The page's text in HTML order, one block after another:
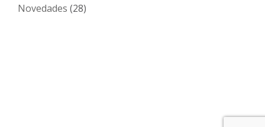
Novedades (28)